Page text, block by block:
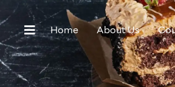
Home About Us